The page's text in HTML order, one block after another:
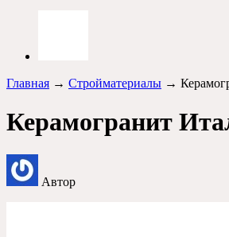
Главная → Стройматериалы →
Керамогранит
Автор